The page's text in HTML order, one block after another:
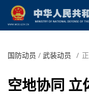
国防动员 / 武装动员 /
空地协同